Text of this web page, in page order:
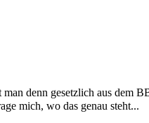
denn gesetzlich aus dem
mich, wo das genau steht...